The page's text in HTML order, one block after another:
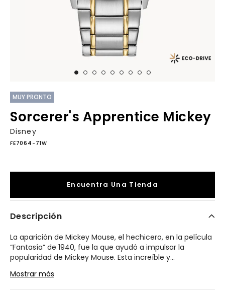
MUY PRONTO
Sorcerer's Apprentice Mickey
Disney
FE7064-71W
Encuentra Una Tienda
Descripción
La aparición de Mickey Mouse, el hechicero, en la película
“Fantasía” de 1940, fue la que ayudó a impulsar la
popularidad de Mickey Mouse. Esta increíble y...
CITIZEN® con el hechicero Mickey agitando su varita
mágica para convertir los números arábigos en romanos.
Mostrar más